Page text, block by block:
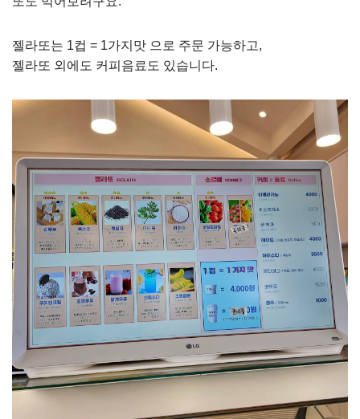
젤라또는 1컵 = 1가지맛 으로 주문 가능하고,
젤라또 외에도 커피음료도 있습니다.